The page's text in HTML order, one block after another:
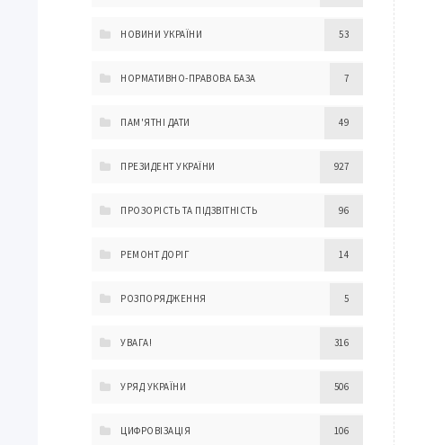
НОВИНИ УКРАЇНИ 53
НОРМАТИВНО-ПРАВОВА БАЗА 7
ПАМ'ЯТНІ ДАТИ 49
ПРЕЗИДЕНТ УКРАЇНИ 927
ПРОЗОРІСТЬ ТА ПІДЗВІТНІСТЬ 96
РЕМОНТ ДОРІГ 14
РОЗПОРЯДЖЕННЯ 5
УВАГА! 316
УРЯД УКРАЇНИ 506
ЦИФРОВІЗАЦІЯ 106